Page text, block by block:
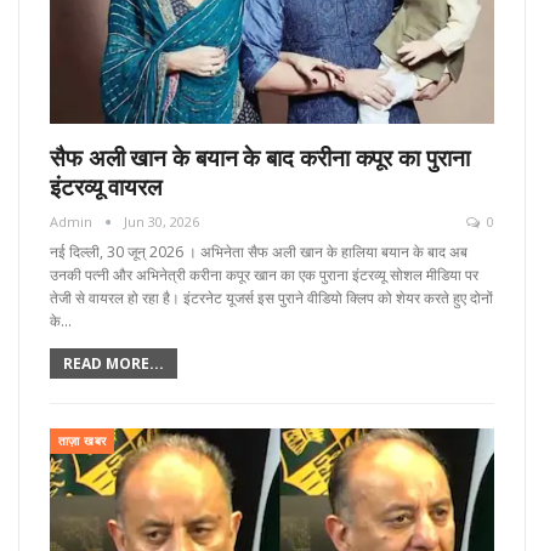
सैफ अली खान के बयान के बाद करीना कपूर का पुराना
इंटरव्यू वायरल
Admin Jun 30, 2026 0
नई दिल्ली, 30 जून्‌ 2026 । अभिनेता सैफ अली खान के हालिया बयान के बाद अब
उनकी पत्नी और अभिनेत्री करीना कपूर खान का एक पुराना इंटरव्यू सोशल मीडिया पर
तेजी से वायरल हो रहा है। इंटरनेट यूजर्स इस पुराने वीडियो क्लिप को शेयर करते हुए दोनों
के…
READ MORE...
ताज़ा खबर